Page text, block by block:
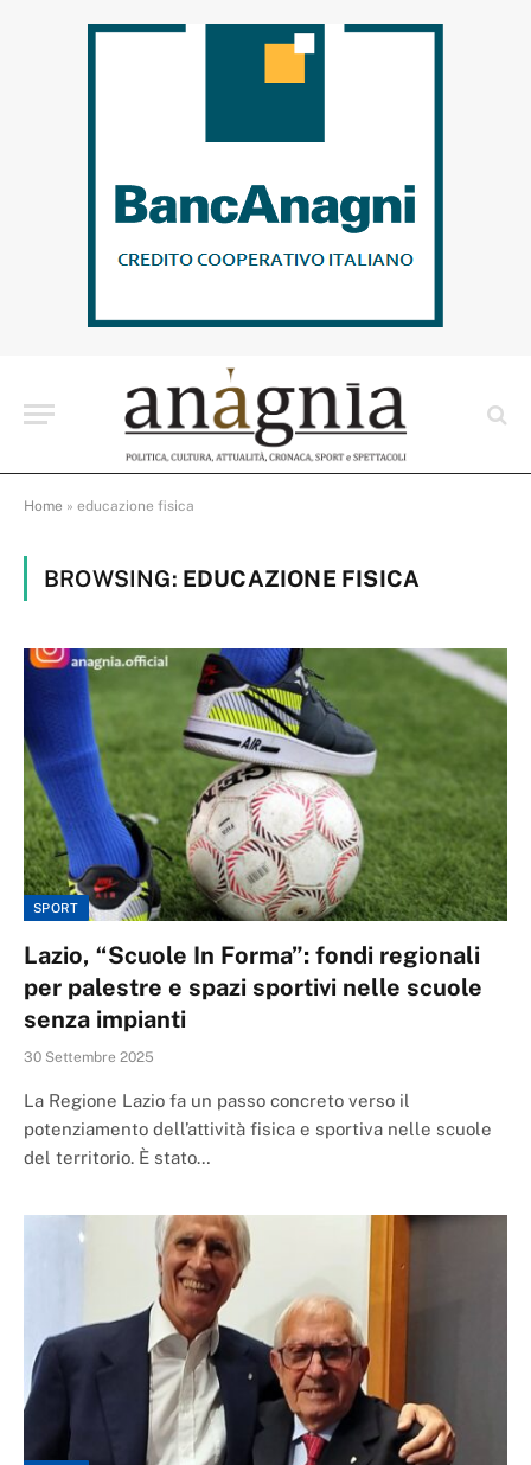
Home » educazione fisica
BROWSING: EDUCAZIONE FISICA
SPORT
Lazio, “Scuole In Forma”: fondi regionali
per palestre e spazi sportivi nelle scuole
senza impianti
30 Settembre 2025
La Regione Lazio fa un passo concreto verso il
potenziamento dell’attività fisica e sportiva nelle scuole
del territorio. È stato…